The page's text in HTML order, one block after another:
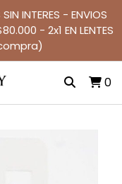
INTERES - ENVIOS
- 2x1 EN LENTES
0